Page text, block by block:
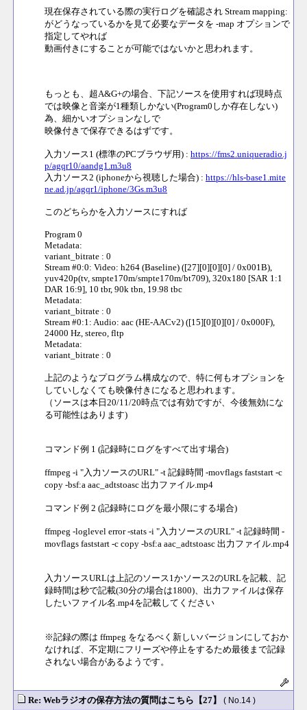
現在保存されている際の実行ログを確認され Stream mapping:
がどうなっているかを見て必要なデータを -map オプションで
指定してやれば
動画付きにすることが可能ではないかと思われます。
もっとも、超A&G+の場合、下記ソースを使用すれば現時点
では映像と音楽が1種類しかない(Program0しか存在しない)
為、細かいオプションなしで
映像付きで保存できるはずです。
入力ソース1 (標準のPCブラウザ用) : https://fms2.uniqueradio.j
p/agqr10/aandg1.m3u8
入力ソース2 (iphoneから視聴した場合) : https://hls-base1.mite
ne.ad.jp/agqr1/iphone/3Gs.m3u8
このどちらかを入力ソースにすれば
Program 0
Metadata:
variant_bitrate : 0
Stream #0:0: Video: h264 (Baseline) ([27][0][0][0] / 0x001B),
yuv420p(tv, smpte170m/smpte170m/bt709), 320x180 [SAR 1:1
DAR 16:9], 10 tbr, 90k tbn, 19.98 tbc
Metadata:
variant_bitrate : 0
Stream #0:1: Audio: aac (HE-AACv2) ([15][0][0][0] / 0x000F),
24000 Hz, stereo, fltp
Metadata:
variant_bitrate : 0
上記のようなプログラム構成なので、特に何もオプションを
していしなくても映像付きになると思われます。
（ソースは本日20/11/20時点では有効ですが、今後無効にな
る可能性はあります)
コマンド例 1 (記録時にログをすべて出す場合)
ffmpeg -i "入力ソースのURL" -t 記録時間 -movflags faststart -c
copy -bsf:a aac_adtstoasc 出力ファイル.mp4
コマンド例 2 (記録時にログを最小限にする場合)
ffmpeg -loglevel error -stats -i "入力ソースのURL" -t 記録時間 -
movflags faststart -c copy -bsf:a aac_adtstoasc 出力ファイル.mp4
入力ソースURLは上記のソース1かソース2のURLを記載、記
録時間は秒で記載(30分の場合は1800)、出力ファイルは保存
したいファイル名.mp4を記載してください
※記録の際は ffmpeg をなるべく新しいバージョンにしておか
なければ、不定期にフリーズや停止をするため最後まで記録
されない場合があるようです。
Re: Webラジオの保存方法の質問はこちら【27】 ( No.14 )